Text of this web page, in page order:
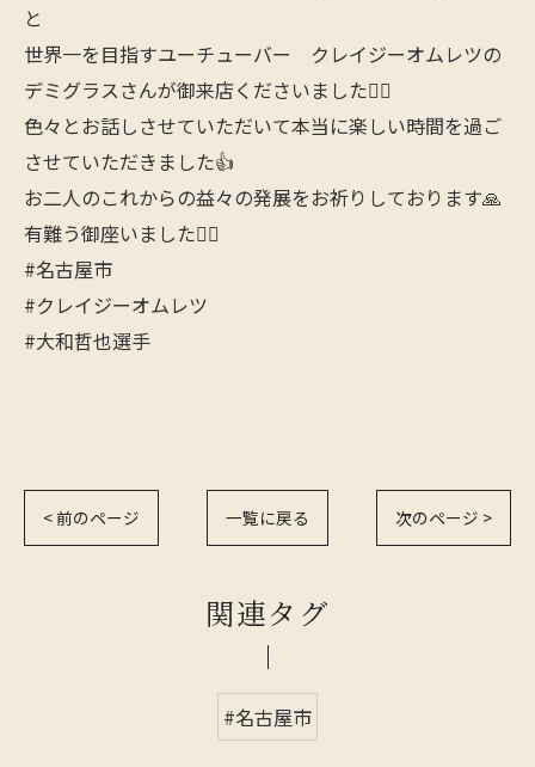
と
世界一を目指すユーチューバー クレイジーオムレツの
デミグラスさんが御来店くださいました🙋‍♂️
色々とお話しさせていただいて本当に楽しい時間を過ご
させていただきました👍
お二人のこれからの益々の発展をお祈りしております🙏
有難う御座いました🙇‍♂️
#名古屋市
#クレイジーオムレツ
#大和哲也選手
< 前のページ 一覧に戻る 次のページ >
関連タグ
#名古屋市